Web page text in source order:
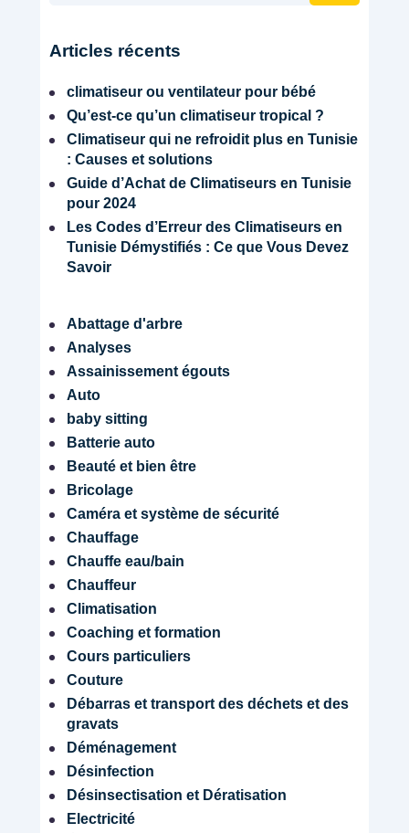
C
I
A
T
T
Articles récents
climatiseur ou ventilateur pour bébé
Qu’est-ce qu’un climatiseur tropical ?
Climatiseur qui ne refroidit plus en Tunisie
: Causes et solutions
Guide d’Achat de Climatiseurs en Tunisie
pour 2024
Les Codes d’Erreur des Climatiseurs en
Tunisie Démystifiés : Ce que Vous Devez
Savoir
Abattage d'arbre
Analyses
Assainissement égouts
Auto
baby sitting
Batterie auto
Beauté et bien être
Bricolage
Caméra et système de sécurité
Chauffage
Chauffe eau/bain
Chauffeur
Climatisation
Coaching et formation
Cours particuliers
Couture
Débarras et transport des déchets et des
gravats
Déménagement
Désinfection
Désinsectisation et Dératisation
Electricité